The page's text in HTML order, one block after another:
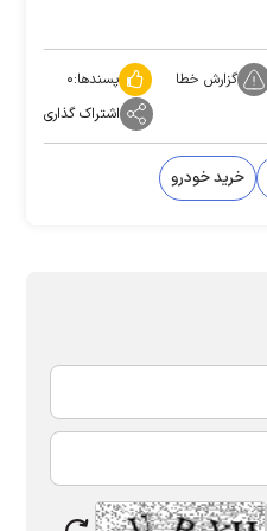
گزارش خطا پسندها:۰
اشتراک گذاری
خرید خودرو